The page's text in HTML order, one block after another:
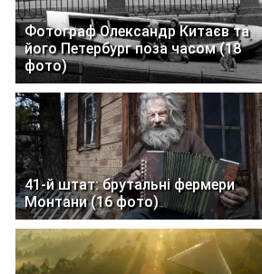
Фотограф Олександр Китаєв та
його Петербург поза часом (18
фото)
41-й штат: брутальні фермери
Монтани (16 фото)